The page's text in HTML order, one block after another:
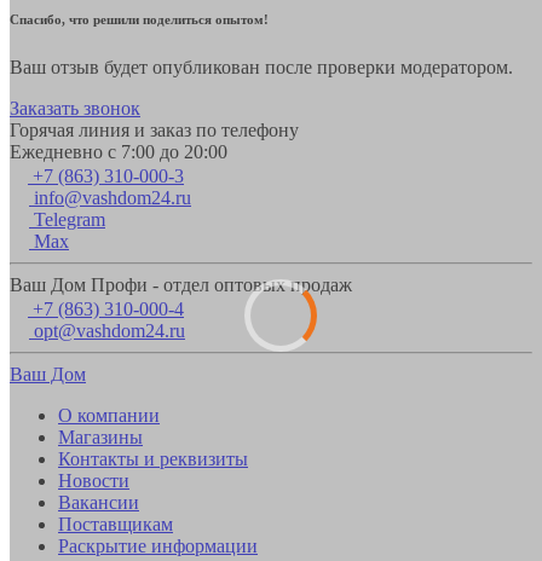
Спасибо, что решили поделиться опытом!
Ваш отзыв будет опубликован после проверки модератором.
Заказать звонок
Горячая линия и заказ по телефону
Ежедневно с 7:00 до 20:00
+7 (863) 310-000-3
info@vashdom24.ru
Telegram
Max
Ваш Дом Профи - отдел оптовых продаж
+7 (863) 310-000-4
opt@vashdom24.ru
Ваш Дом
О компании
Магазины
Контакты и реквизиты
Новости
Вакансии
Поставщикам
Раскрытие информации